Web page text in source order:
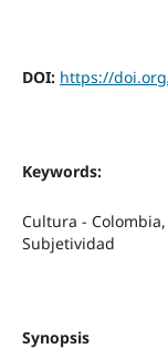
DOI: https://
Keywords:
Cultura -
Subjetividad
Synopsis